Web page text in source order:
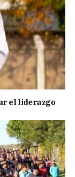
el liderazgo